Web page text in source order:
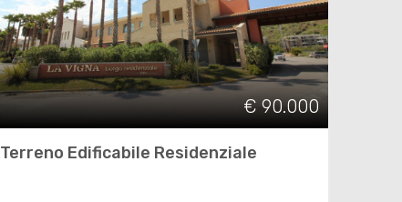
€ 90.000
Terreno Edificabile Residenziale